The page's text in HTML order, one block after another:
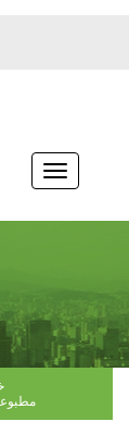
پیمایش
ناوبری